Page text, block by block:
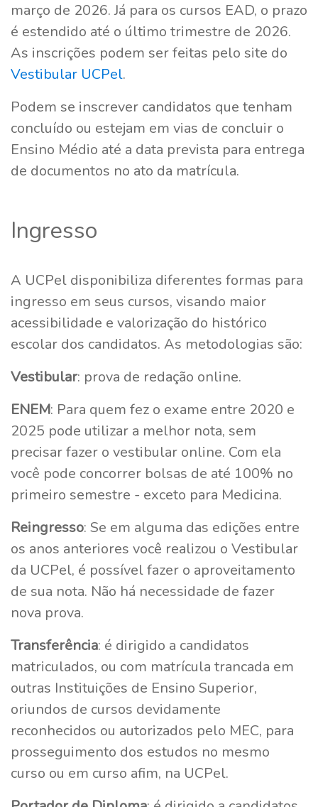
março de 2026. Já para os cursos EAD, o prazo
é estendido até o último trimestre de 2026.
As inscrições podem ser feitas pelo site do
Vestibular UCPel.
Podem se inscrever candidatos que tenham
concluído ou estejam em vias de concluir o
Ensino Médio até a data prevista para entrega
de documentos no ato da matrícula.
Ingresso
A UCPel disponibiliza diferentes formas para
ingresso em seus cursos, visando maior
acessibilidade e valorização do histórico
escolar dos candidatos. As metodologias são:
Vestibular: prova de redação online.
ENEM: Para quem fez o exame entre 2020 e
2025 pode utilizar a melhor nota, sem
precisar fazer o vestibular online. Com ela
você pode concorrer bolsas de até 100% no
primeiro semestre - exceto para Medicina.
Reingresso: Se em alguma das edições entre
os anos anteriores você realizou o Vestibular
da UCPel, é possível fazer o aproveitamento
de sua nota. Não há necessidade de fazer
nova prova.
Transferência: é dirigido a candidatos
matriculados, ou com matrícula trancada em
outras Instituições de Ensino Superior,
oriundos de cursos devidamente
reconhecidos ou autorizados pelo MEC, para
prosseguimento dos estudos no mesmo
curso ou em curso afim, na UCPel.